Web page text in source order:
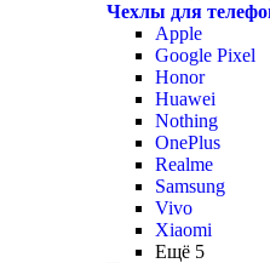
Чехлы для
Apple
Google Pixel
Honor
Huawei
Nothing
OnePlus
Realme
Samsung
Vivo
Xiaomi
Ещё 5